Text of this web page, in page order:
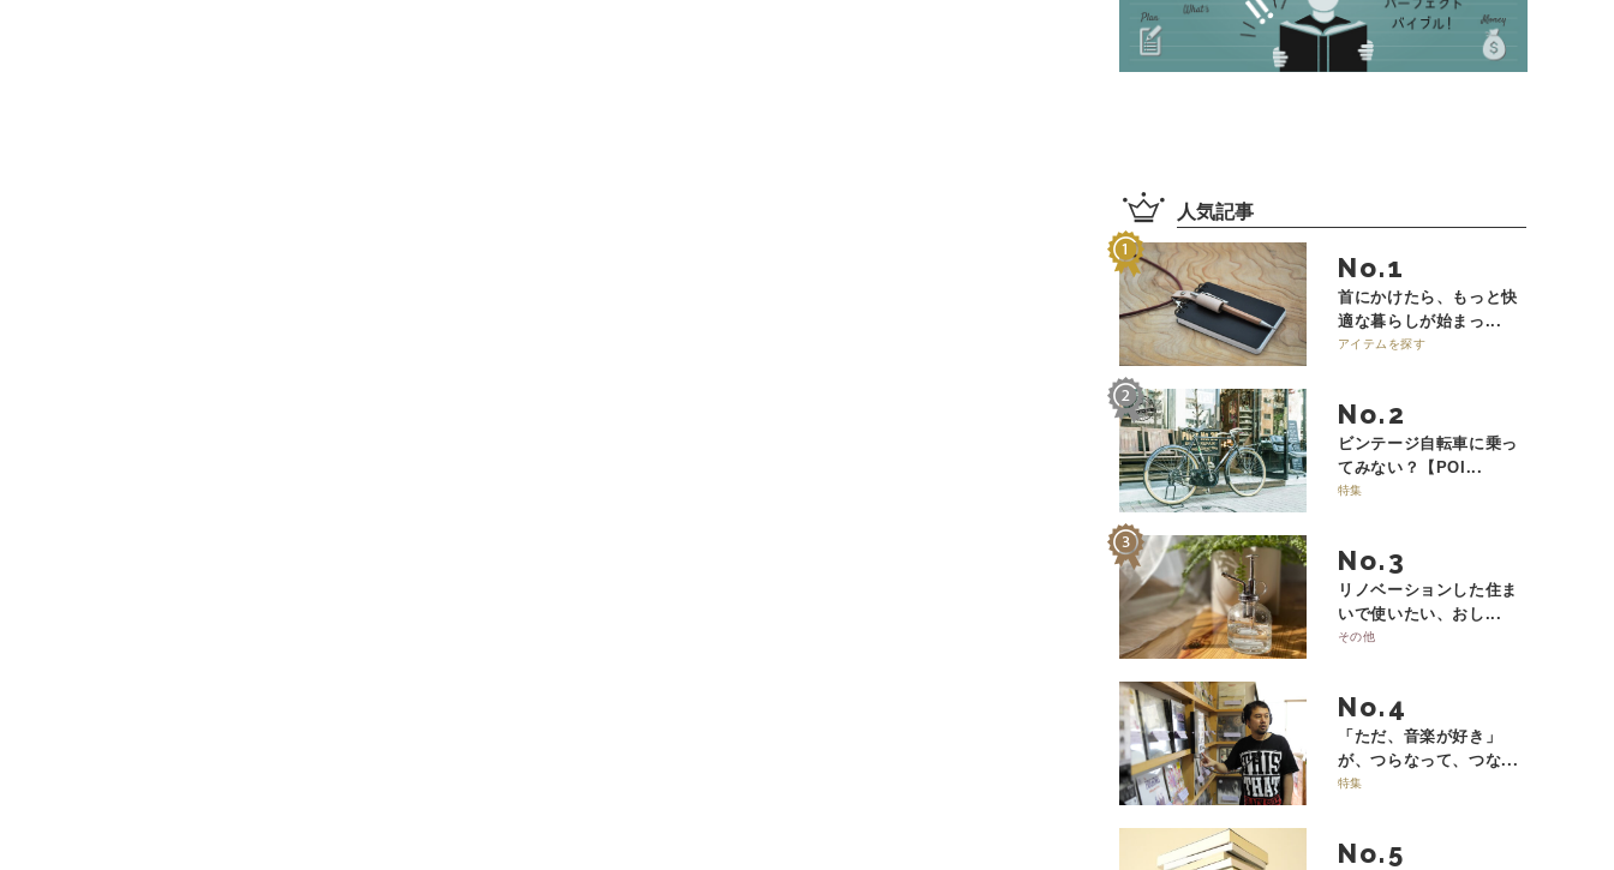
人気記事
No.
首にかけたら、もっと快
適な暮らしが始まっ...
アイテムを探す
No.
ビンテージ自転車に乗っ
てみない？【POI...
特集
No.
リノベーションした住ま
いで使いたい、おし...
その他
No.
「ただ、音楽が好き」
が、つらなって、つな...
特集
No.